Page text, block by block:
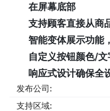
在屏幕底部
支持顾客直接从商
智能变体展示功能
自定义按钮颜色/
响应式设计确保全
发布公司:
支持区域: